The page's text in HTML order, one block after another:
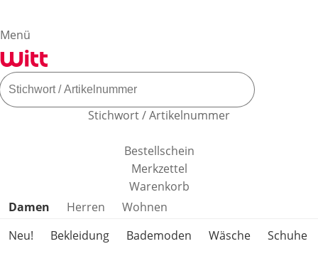
Menü
Stichwort / Artikelnummer
Bestellschein
Merkzettel
Warenkorb
Produktkategorien überspringen
Damen Herren
Wohnen
Neu!
Bekleidung Bademoden Wäsche Schuhe